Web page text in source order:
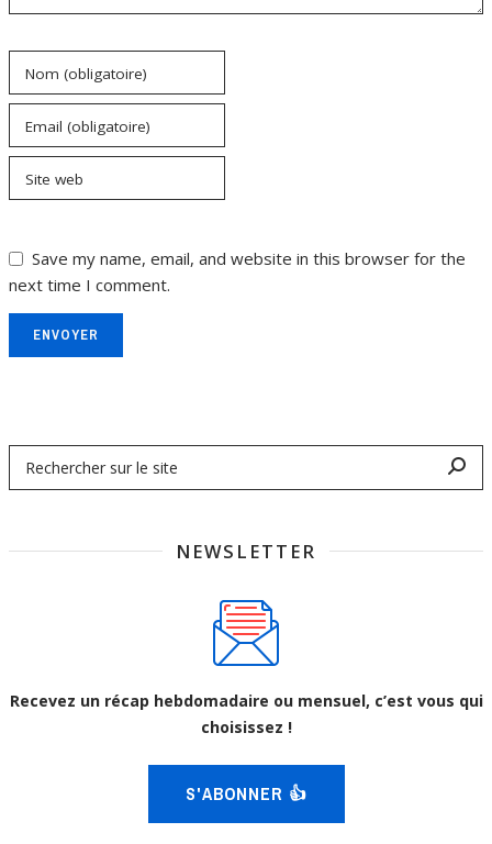
Nom (obligatoire)
Email (obligatoire)
Site web
Save my name, email, and website in this browser for the
next time I comment.
ENVOYER
NEWSLETTER
Recevez un récap hebdomadaire ou mensuel, c’est vous qui
choisissez !
S'ABONNER 👍